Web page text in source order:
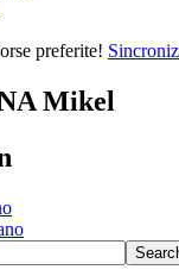
preferite!
Mikel